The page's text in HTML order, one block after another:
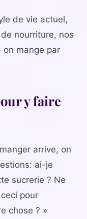
de vie actuel,
nourriture, nos
on mange par
y faire
arrive, on
ai-je
sucrerie ? Ne
pour
chose ? »